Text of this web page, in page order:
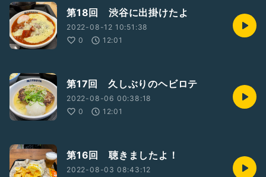
第18回 渋谷に出掛けたよ
2022-08-12 10:51:38
0
12:01
第17回 久しぶりのヘビロテ
2022-08-06 00:38:18
0
12:01
第16回 聴きましたよ！
2022-08-03 08:43:12